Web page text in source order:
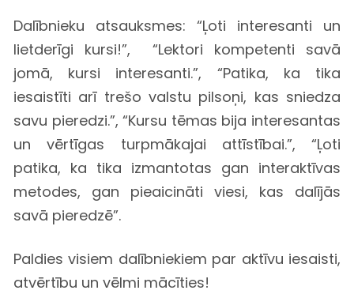
Dalībnieku atsauksmes: “Ļoti interesanti un
lietderīgi kursi!”, “Lektori kompetenti savā
jomā, kursi interesanti.”, “Patika, ka tika
iesaistīti arī trešo valstu pilsoņi, kas sniedza
savu pieredzi.”, “Kursu tēmas bija interesantas
un vērtīgas turpmākajai attīstībai.”, “Ļoti
patika, ka tika izmantotas gan interaktīvas
metodes, gan pieaicināti viesi, kas dalījās
savā pieredzē”.
Paldies visiem dalībniekiem par aktīvu iesaisti,
atvērtību un vēlmi mācīties!